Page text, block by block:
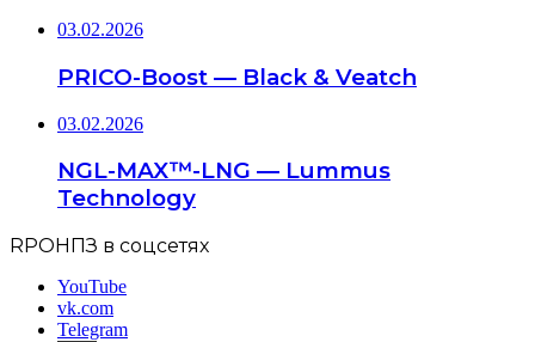
03.02.2026
PRICO-Boost — Black & Veatch
03.02.2026
NGL-MAX™-LNG — Lummus
Technology
RPOНПЗ в соцсетях
YouTube
vk.com
Telegram